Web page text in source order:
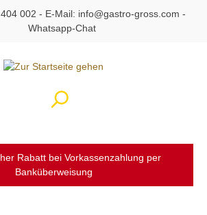
002 - E-Mail: info@gastro-gross.com -
Whatsapp-Chat
Rabatt bei Vorkassenzahlung per
Banküberweisung